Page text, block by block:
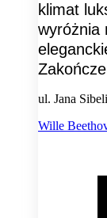
klimat
wyróżnia
ul. Jana
Wille